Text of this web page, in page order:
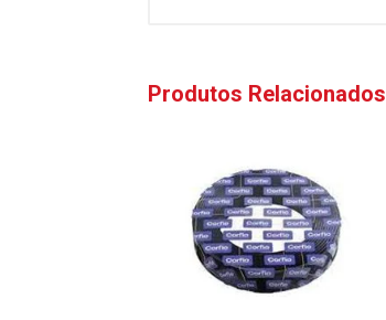
Produtos Relacionados